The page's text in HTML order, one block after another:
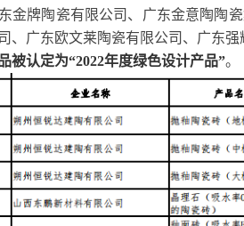
金牌陶瓷有限公司、广东金意陶陶
、广东欧文莱陶瓷有限公司、广东
被认定为“2022年度绿色设计产品”。